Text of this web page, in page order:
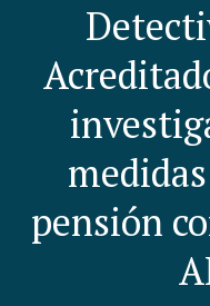
pensión